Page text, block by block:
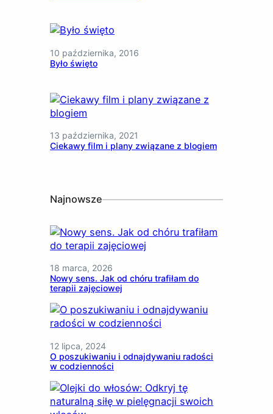
10 października, 2016
Było święto
13 października, 2021
Ciekawy film i plany związane z blogiem
Najnowsze
18 marca, 2026
Nowy sens. Jak od chóru trafiłam do
terapii zajęciowej
12 lipca, 2024
O poszukiwaniu i odnajdywaniu radości
w codzienności